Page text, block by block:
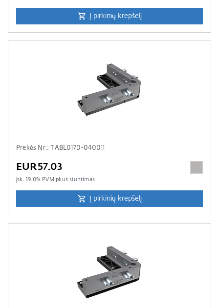
Į pirkinių krepšelį
Prekės Nr.: TABL0170-040011
EUR57.03
įsk. 19.0% PVM pliussiuntimas
Į pirkinių krepšelį